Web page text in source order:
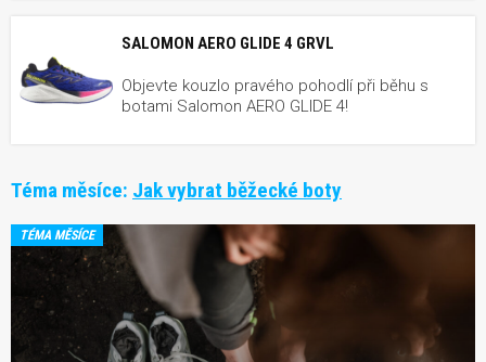
SALOMON AERO GLIDE 4 GRVL
Objevte kouzlo pravého pohodlí při běhu s
botami Salomon AERO GLIDE 4!
Téma měsíce: Jak vybrat běžecké boty
TÉMA MĚSÍCE